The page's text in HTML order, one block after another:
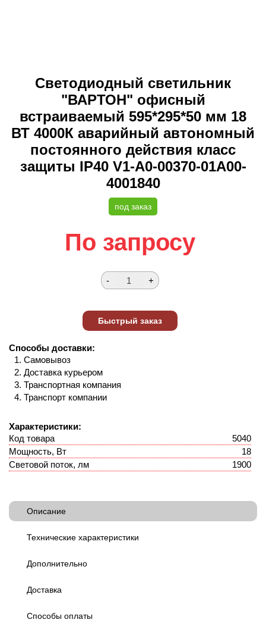
Светодиодный светильник
"ВАРТОН" офисный
встраиваемый 595*295*50 мм 18
ВТ 4000К аварийный автономный
постоянного действия класс
защиты IP40 V1-A0-00370-01A00-
4001840
под заказ
По запросу
Способы доставки:
Самовывоз
Доставка курьером
Транспортная компания
Транспорт компании
Характеристики:
Код товара
5040
Мощность, Вт
18
Световой поток, лм
1900
Описание
Технические характеристики
Дополнительно
Доставка
Способы оплаты